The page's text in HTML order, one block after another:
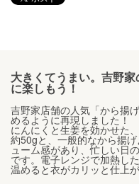
大きくてうまい。吉野
に楽しもう！
吉野家店舗の人気「から揚
めるように再現しました！
にんにくと生姜を効かせた
約50gと、一般的なから揚
ューム感があり、忙しい日
です。電子レンジで加熱し
温めると衣がカリッと仕上